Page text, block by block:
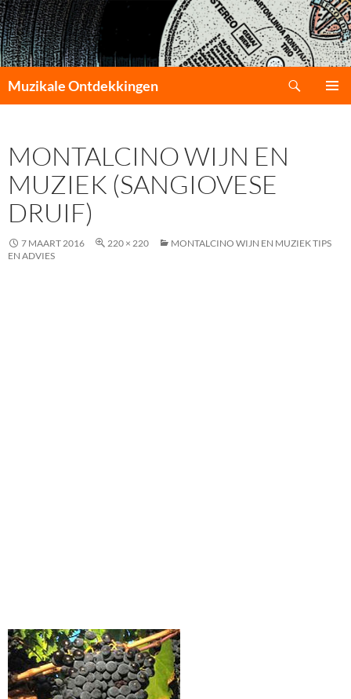
Muzikale Ontdekkingen
INHOUD
MONTALCINO WIJN EN
MUZIEK (SANGIOVESE
DRUIF)
7 MAART 2016 220 × 220
MONTALCINO WIJN EN MUZIEK TIPS
EN ADVIES